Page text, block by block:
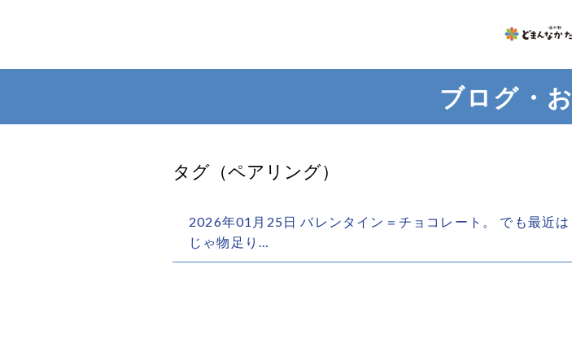
ブログ・
タグ（ペアリング）
2026年01月25日 バレンタイン＝チョコレート。 でも最近は
じゃ物足り…